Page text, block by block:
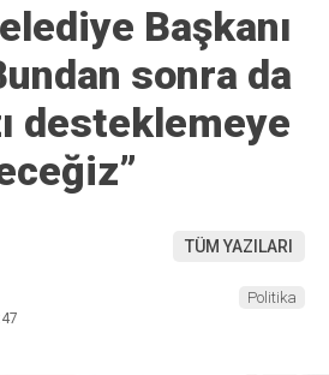
Başkanı
sonra da
desteklemeye
TÜM YAZILARI
Politika